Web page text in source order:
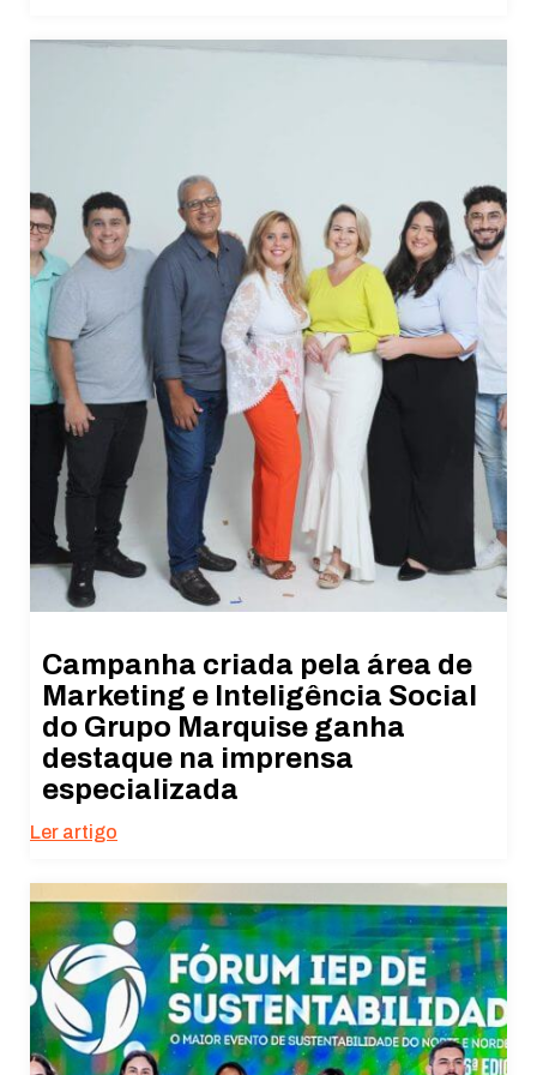
Campanha criada pela área de
Marketing e Inteligência Social
do Grupo Marquise ganha
destaque na imprensa
especializada
Ler artigo
Necessário
Esses cookies
não são
opcionais. São
necessários
para o
funcionamento
do site.